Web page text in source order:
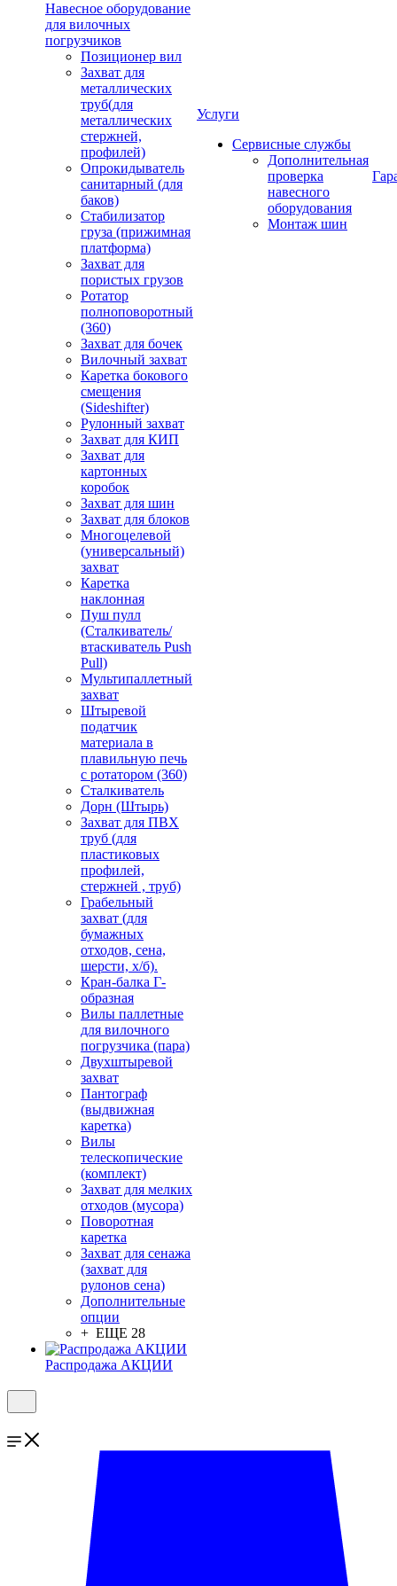
Навесное оборудование
для вилочных
погрузчиков
Позиционер вил
Захват для
металлических
труб(для
металлических
стержней,
профилей)
Опрокидыватель
санитарный (для
баков)
Стабилизатор
груза (прижимная
платформа)
Захват для
пористых грузов
Ротатор
полноповоротный
(360)
Захват для бочек
Вилочный захват
Каретка бокового
смещения
(Sideshifter)
Рулонный захват
Захват для КИП
Захват для
картонных
коробок
Захват для шин
Захват для блоков
Многоцелевой
(универсальный)
захват
Каретка
наклонная
Пуш пулл
(Сталкиватель/
втаскиватель Push
Pull)
Мультипаллетный
захват
Штыревой
податчик
материала в
плавильную печь
с ротатором (360)
Сталкиватель
Дорн (Штырь)
Захват для ПВХ
труб (для
пластиковых
профилей,
стержней , труб)
Грабельный
захват (для
бумажных
отходов, сена,
шерсти, х/б).
Кран-балка Г-
образная
Вилы паллетные
для вилочного
погрузчика (пара)
Двухштыревой
захват
Пантограф
(выдвижная
каретка)
Вилы
телескопические
(комплект)
Захват для мелких
отходов (мусора)
Поворотная
каретка
Захват для сенажа
(захват для
рулонов сена)
Дополнительные
опции
+ ЕЩЕ 28
Распродажа АКЦИИ
Услуги
Сервисные службы
Дополнительная
проверка
навесного
оборудования
Монтаж шин